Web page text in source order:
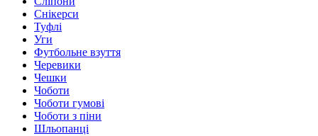
Снікерси
Туфлі
Уги
Футбольне взуття
Черевики
Чешки
Чоботи
Чоботи гумові
Чоботи з піни
Шльопанці